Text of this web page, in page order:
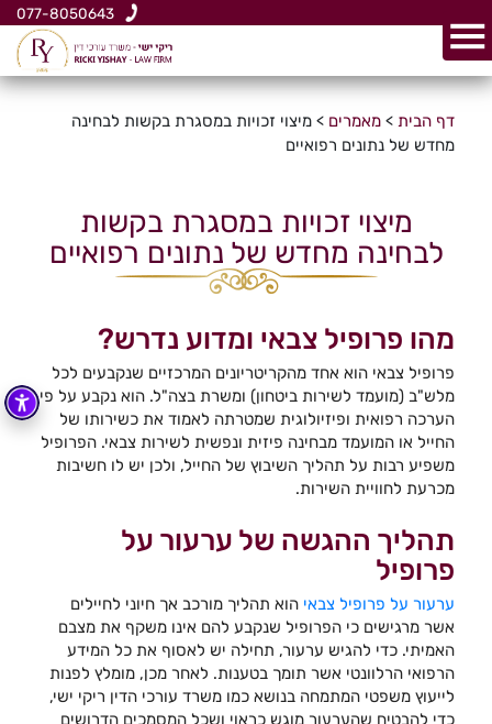
077-8050643
דף הבית> מאמרים > מיצוי זכויות במסגרת בקשות לבחינה
מחדש של נתונים רפואיים
מיצוי זכויות במסגרת בקשות
לבחינה מחדש של נתונים רפואיים
מהו פרופיל צבאי ומדוע נדרש?
פרופיל צבאי הוא אחד מהקריטריונים המרכזיים שנקבעים לכל
מלש"ב (מועמד לשירות ביטחון) ומשרת בצה"ל. הוא נקבע על פי
הערכה רפואית ופיזיולוגית שמטרתה לאמוד את כשירותו של
החייל או המועמד מבחינה פיזית ונפשית לשירות צבאי. הפרופיל
משפיע רבות על תהליך השיבוץ של החייל, ולכן יש לו חשיבות
מכרעת לחוויית השירות.
תהליך ההגשה של ערעור על
פרופיל
ערעור על פרופיל צבאי הוא תהליך מורכב אך חיוני לחיילים
אשר מרגישים כי הפרופיל שנקבע להם אינו משקף את מצבם
האמיתי. כדי להגיש ערעור, תחילה יש לאסוף את כל המידע
הרפואי הרלוונטי אשר תומך בטענות. לאחר מכן, מומלץ לפנות
לייעוץ משפטי המתמחה בנושא כמו משרד עורכי הדין ריקי ישי,
כדי להבטיח שהערעור מוגש כראוי ושכל המסמכים הדרושים